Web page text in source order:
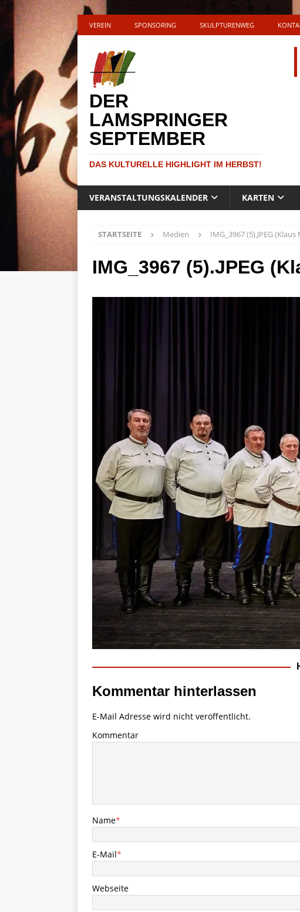
VEREIN SPONSORING SKULPTURENWEG
DER
LAMSPRINGER
SEPTEMBER
DAS KULTURELLE HIGHLIGHT IM HERBST!
VERANSTALTUNGSKALENDER KARTEN
STARTSEITE Medien IMG_3967 (5).JPEG
IMG_3967 (5).JPEG
Kommentar hinterlassen
E-Mail Adresse wird nicht veröffentlicht.
Kommentar
Name*
E-Mail*
Webseite